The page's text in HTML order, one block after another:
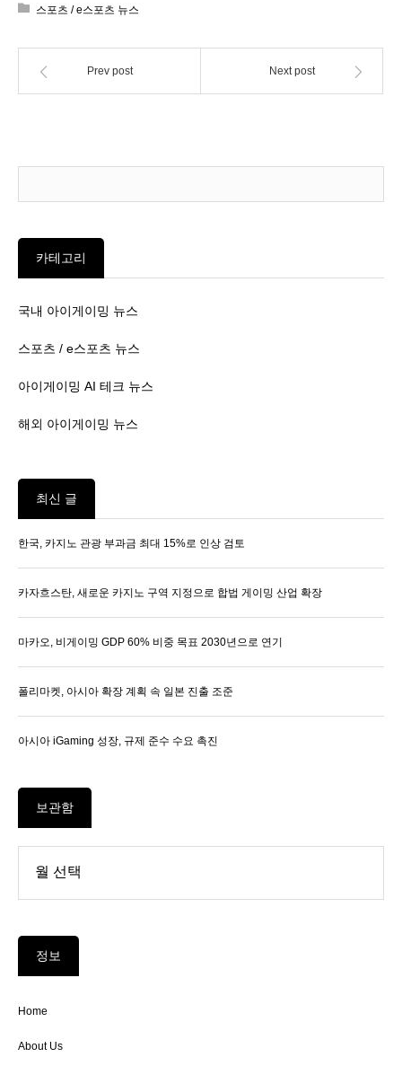
스포츠 / e스포츠 뉴스
Prev post Next post
카테고리
국내 아이게이밍 뉴스
스포츠 / e스포츠 뉴스
아이게이밍 AI 테크 뉴스
해외 아이게이밍 뉴스
최신 글
한국, 카지노 관광 부과금 최대 15%로 인상 검토
카자흐스탄, 새로운 카지노 구역 지정으로 합법 게이밍 산업 확장
마카오, 비게이밍 GDP 60% 비중 목표 2030년으로 연기
폴리마켓, 아시아 확장 계획 속 일본 진출 조준
아시아 iGaming 성장, 규제 준수 수요 촉진
보관함
정보
Home
About Us